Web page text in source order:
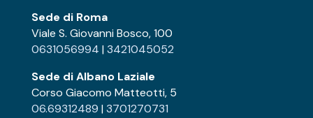
Sede di Roma
Viale S. Giovanni Bosco, 100
0631056994 | 3421045052
Sede di Albano Laziale
Corso Giacomo Matteotti, 5
06.69312489 | 3701270731